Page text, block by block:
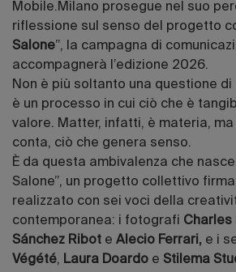
Mobile.Milano prosegue nel suo
riflessione sul senso del progetto
Salone”, la campagna di
accompagnerà l’edizione 2026.
Non è più soltanto una questione
è un processo in cui ciò che è
valore. Matter, infatti, è materia, ma
conta, ciò che genera senso.
È da questa ambivalenza che
Salone”, un progetto collettivo
realizzato con sei voci della
contemporanea: i fotografi Charles
Sánchez Ribot e Alecio Ferrari, e i
Végété, Laura Doardo e Stilema